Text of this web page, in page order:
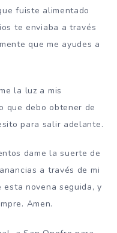
fuiste alimentado
te enviaba a través
que me ayudes a
la luz a mis
que debo obtener de
para salir adelante.
dame la suerte de
a través de mi
novena seguida, y
Amen.